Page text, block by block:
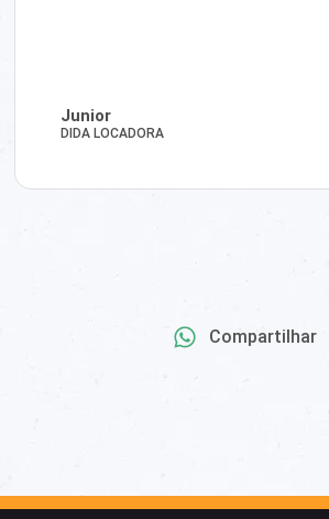
Junior
DIDA LOCADORA
Compartilhar